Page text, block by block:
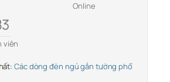
Online
viên
Các dòng đèn ngủ gắn tường phổ